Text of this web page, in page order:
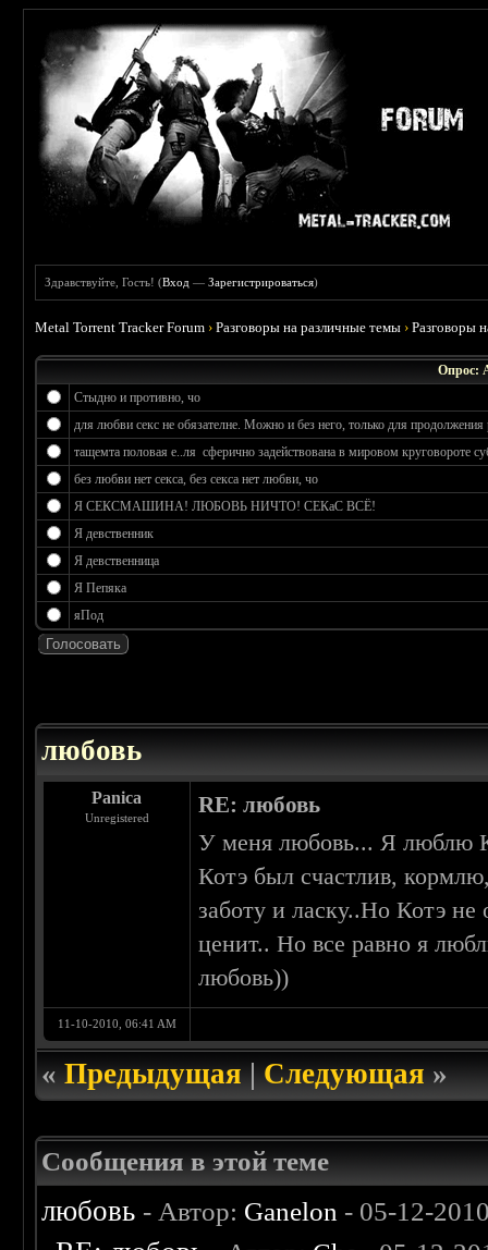
Здравствуйте, Гость! (Вход —Зарегистрироваться)
Metal Torrent Tracker Forum ›Разговоры на различные темы ›Разговоры
Опрос:
Стыдно и противно, чо
для любви секс не обязателне. Можно и без него, только для продолжения
тащемта половая е..ля сферично задействована в мировом круговороте
без любви нет секса, без секса нет любви, чо
Я СЕКСМАШИНА! ЛЮБОВЬ НИЧТО! СЕКаС ВСЁ!
Я девственник
Я девственница
Я Пепяка
яПод
любовь
Panica
Unregistered
RE: любовь
У меня любовь... Я люблю
Котэ был счастлив,
заботу и ласку..Но Котэ
ценит.. Но все равно я
любовь))
11-10-2010, 06:41 AM
«Предыдущая|Следующая»
Сообщения в этой теме
любовь - Автор: Ganelon - 05-12-